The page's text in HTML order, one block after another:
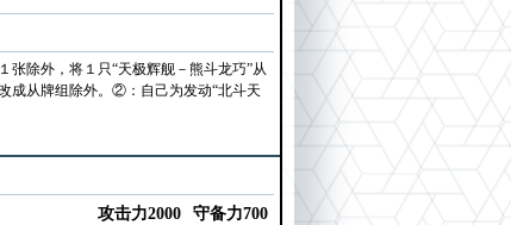
除外，将１只“天极辉舰－熊斗龙巧”从
成从牌组除外。②：自己为发动“北斗天
攻击力2000 守备力700